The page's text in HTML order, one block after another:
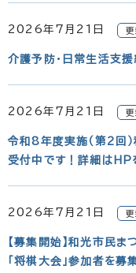
2026年7月21日 更
介護予防・日常生活支
2026年7月21日 更
令和8年度実施（第2回
受付中です！詳細はHP
2026年7月21日 更
【募集開始】和光市民ま
「将棋大会」参加者を募